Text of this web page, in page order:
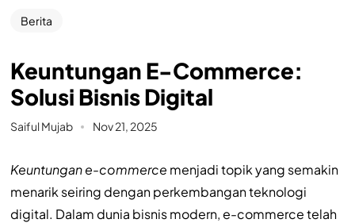
Berita
Keuntungan E-Commerce:
Solusi Bisnis Digital
Saiful Mujab Nov 21, 2025
Keuntungan e-commerce menjadi topik yang semakin
menarik seiring dengan perkembangan teknologi
digital. Dalam dunia bisnis modern, e-commerce telah